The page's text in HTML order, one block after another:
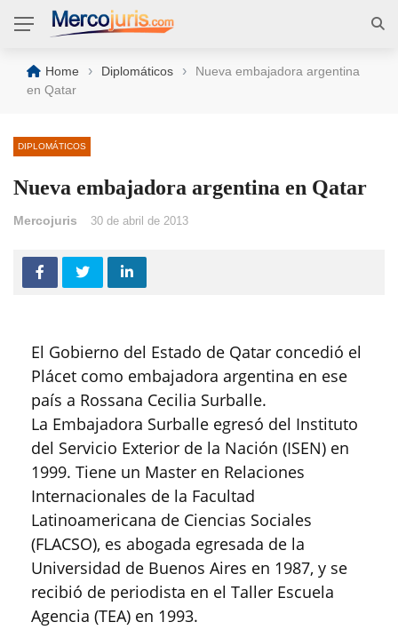
Home › Diplomáticos ›
Nueva embajadora argentina
en Qatar
DIPLOMÁTICOS
Nueva embajadora argentina en Qatar
Mercojuris 30 de abril de 2013
El Gobierno del Estado de Qatar concedió el
Plácet como embajadora argentina en ese
país a Rossana Cecilia Surballe.
La Embajadora Surballe egresó del Instituto
del Servicio Exterior de la Nación (ISEN) en
1999. Tiene un Master en Relaciones
Internacionales de la Facultad
Latinoamericana de Ciencias Sociales
(FLACSO), es abogada egresada de la
Universidad de Buenos Aires en 1987, y se
recibió de periodista en el Taller Escuela
Agencia (TEA) en 1993.